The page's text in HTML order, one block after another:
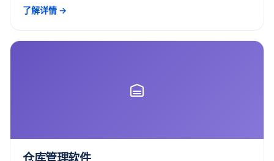
了解详情 →
仓库管理软件